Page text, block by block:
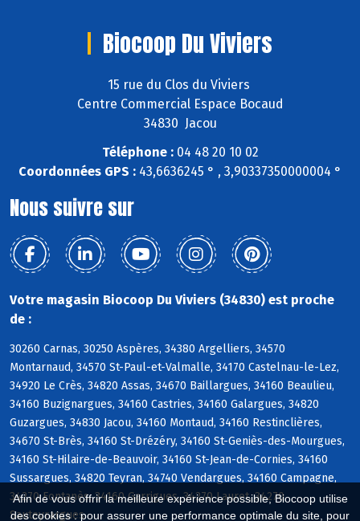
Afin de vous offrir la meilleure expérience possible, Biocoop utilise
des cookies : pour assurer une performance optimale du site, pour
Biocoop Du Viviers
15 rue du Clos du Viviers
Centre Commercial Espace Bocaud
34830 Jacou
Téléphone :04 48 20 10 02
Coordonnées GPS : 43,6636245 ° , 3,90337350000004 °
Nous suivre sur
Votre magasin Biocoop Du Viviers (34830) est proche
de :
30260 Carnas, 30250 Aspères, 34380 Argelliers, 34570
Montarnaud, 34570 St-Paul-et-Valmalle, 34170 Castelnau-le-Lez,
34920 Le Crès, 34820 Assas, 34670 Baillargues, 34160 Beaulieu,
34160 Buzignargues, 34160 Castries, 34160 Galargues, 34820
Guzargues, 34830 Jacou, 34160 Montaud, 34160 Restinclières,
34670 St-Brès, 34160 St-Drézéry, 34160 St-Geniès-des-Mourgues,
34160 St-Hilaire-de-Beauvoir, 34160 St-Jean-de-Cornies, 34160
Sussargues, 34820 Teyran, 34740 Vendargues, 34160 Campagne,
34270 Fontanès, 34160 Garrigues, 34270 Lauret, 34270
Sauteyrargues